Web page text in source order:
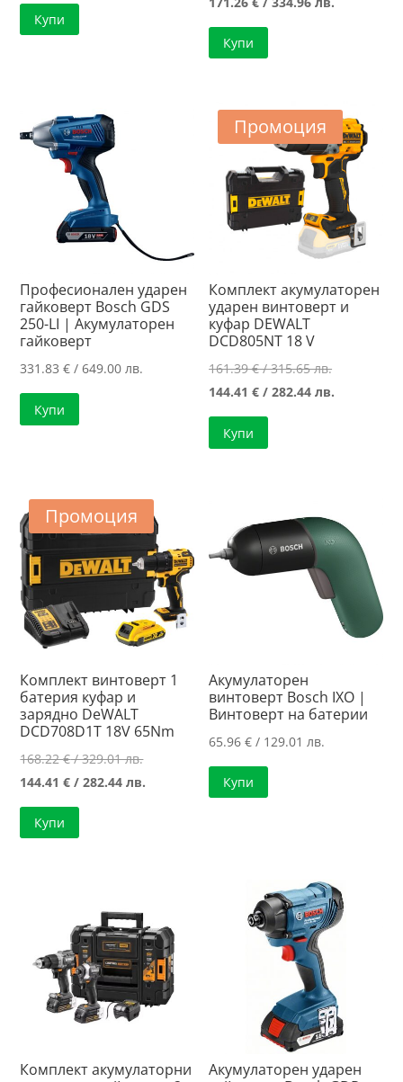
Купи
334.96 лв..
Купи
Професионален ударен
гайковерт Bosch GDS
250-LI | Акумулаторен
гайковерт
331.83€ / 649.00 лв.
Купи
Промоция
Комплект акумулаторен
ударен винтоверт и
куфар DEWALT
DCD805NT 18 V
161.39€/ 315.65 лв.Original
price
144.41€ / 282.44 лв.
Купи
Промоция
Комплект винтоверт 1
батерия куфар и
зарядно DeWALT
DCD708D1T 18V 65Nm
168.22€/ 329.01 лв.Original
price
144.41€ / 282.44 лв.
Купи
Акумулаторен
винтоверт Bosch IXO |
Винтоверт на батерии
65.96€ / 129.01 лв.
Купи
Комплект акумулаторни
Акумулаторен ударен